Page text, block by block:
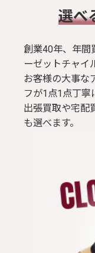
選べ
創業40年、年間
ーゼットチャイ
お客様の大事な
フが1点1点丁寧
出張買取や宅配
も選べます。